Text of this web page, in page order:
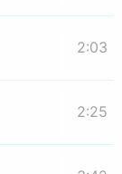
2:03
2:25